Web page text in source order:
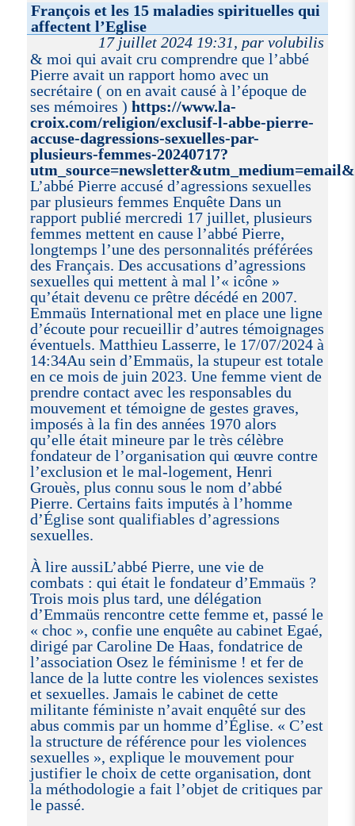
François et les 15 maladies spirituelles qui
affectent l’Eglise
17 juillet 2024 19:31, par volubilis
& moi qui avait cru comprendre que l’abbé
Pierre avait un rapport homo avec un
secrétaire ( on en avait causé à l’époque de
ses mémoires ) https://www.la-
croix.com/religion/exclusif-l-abbe-pierre-
accuse-dagressions-sexuelles-par-
plusieurs-femmes-20240717?
L’abbé Pierre accusé d’agressions sexuelles
par plusieurs femmes Enquête Dans un
rapport publié mercredi 17 juillet, plusieurs
femmes mettent en cause l’abbé Pierre,
longtemps l’une des personnalités préférées
des Français. Des accusations d’agressions
sexuelles qui mettent à mal l’« icône »
qu’était devenu ce prêtre décédé en 2007.
Emmaüs International met en place une ligne
d’écoute pour recueillir d’autres témoignages
éventuels. Matthieu Lasserre, le 17/07/2024 à
14:34Au sein d’Emmaüs, la stupeur est totale
en ce mois de juin 2023. Une femme vient de
prendre contact avec les responsables du
mouvement et témoigne de gestes graves,
imposés à la fin des années 1970 alors
qu’elle était mineure par le très célèbre
fondateur de l’organisation qui œuvre contre
l’exclusion et le mal-logement, Henri
Grouès, plus connu sous le nom d’abbé
Pierre. Certains faits imputés à l’homme
d’Église sont qualifiables d’agressions
sexuelles.
À lire aussiL’abbé Pierre, une vie de
combats : qui était le fondateur d’Emmaüs ?
Trois mois plus tard, une délégation
d’Emmaüs rencontre cette femme et, passé le
« choc », confie une enquête au cabinet Egaé,
dirigé par Caroline De Haas, fondatrice de
l’association Osez le féminisme ! et fer de
lance de la lutte contre les violences sexistes
et sexuelles. Jamais le cabinet de cette
militante féministe n’avait enquêté sur des
abus commis par un homme d’Église. « C’est
la structure de référence pour les violences
sexuelles », explique le mouvement pour
justifier le choix de cette organisation, dont
la méthodologie a fait l’objet de critiques par
le passé.